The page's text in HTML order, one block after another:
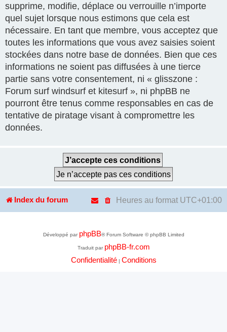
supprime, modifie, déplace ou verrouille n’importe
quel sujet lorsque nous estimons que cela est
nécessaire. En tant que membre, vous acceptez que
toutes les informations que vous avez saisies soient
stockées dans notre base de données. Bien que ces
informations ne soient pas diffusées à une tierce
partie sans votre consentement, ni « glisszone :
Forum surf windsurf et kitesurf », ni phpBB ne
pourront être tenus comme responsables en cas de
tentative de piratage visant à compromettre les
données.
Index du forum Heures au format UTC+01:00
Développé par phpBB® Forum Software © phpBB Limited
Traduit par phpBB-fr.com
Confidentialité| Conditions